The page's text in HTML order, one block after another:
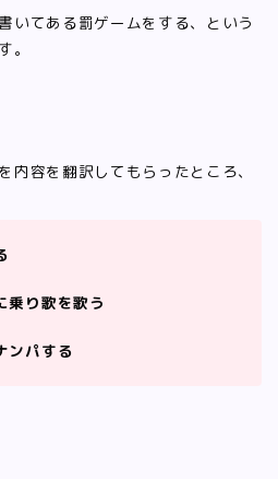
いてある罰ゲームをする、という
。
内容を翻訳してもらったところ、
乗り歌を歌う
ンパする